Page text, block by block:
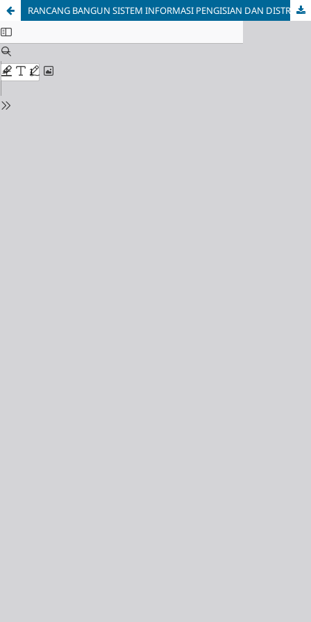
RANCANG BANGUN SISTEM INFORMASI PENGISIAN DAN DISTRIBUSI KRS KHS MENGGUNAKAN METODE SDLC BERBASIS WEB